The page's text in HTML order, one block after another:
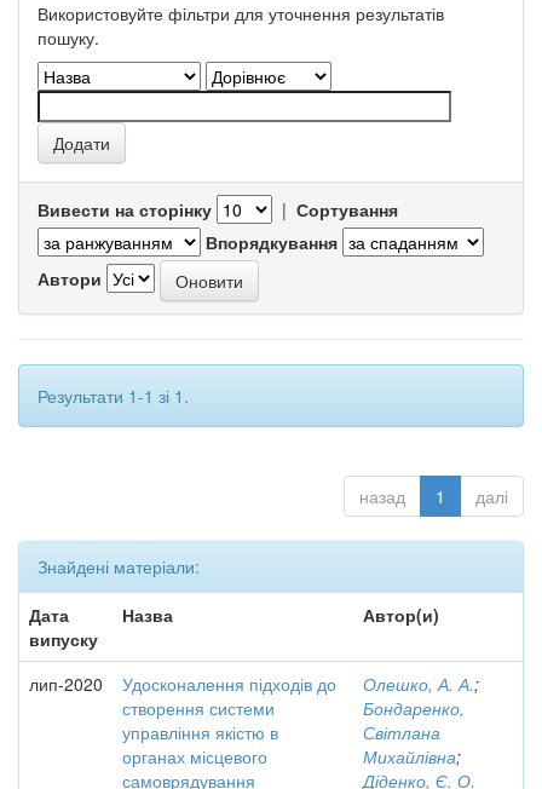
Використовуйте фільтри для уточнення результатів
пошуку.
Вивести на сторінку | Сортування
Впорядкування
Автори
Результати 1-1 зі 1.
назад 1 далі
Знайдені матеріали:
Дата
випуску
Назва Автор(и)
лип-2020
Удосконалення підходів до
створення системи
управління якістю в
органах місцевого
самоврядування
Олешко, А. А.;
Бондаренко,
Світлана
Михайлівна;
Діденко, Є. О.